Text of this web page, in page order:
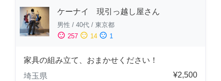
ケーナイ 現引っ越し屋さん
男性 / 40代 / 東京都
sentiment_satisfied 257 sentiment_neutral 14 sentiment_dissatisfied 1
家具の組み立て、おまかせください！
埼玉県
¥2,500